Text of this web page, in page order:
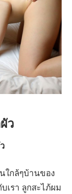
ว
ใกล้ๆบ้านของ
เรา ลูกสะไภ้ผม